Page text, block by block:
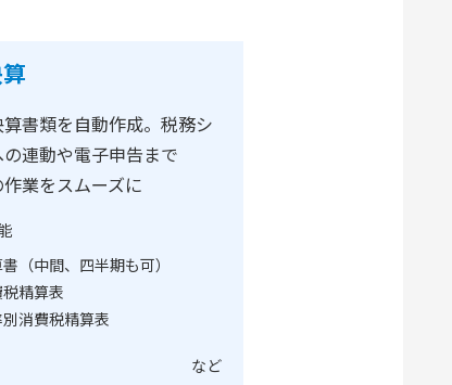
書類を自動作成。税務シ
連動や電子申告まで
業をスムーズに
（中間、四半期も可）
精算表
消費税精算表
など